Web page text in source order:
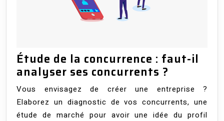
Étude de la concurrence : faut-il
analyser ses concurrents ?
de
la
Vous envisagez de créer une entreprise ?
Elaborez un diagnostic de vos concurrents, une
étude de marché pour avoir une idée du profil